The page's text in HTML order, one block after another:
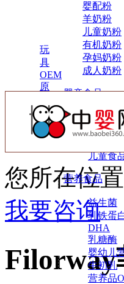
婴配粉
羊奶粉
儿童奶粉
有机奶粉
孕妈奶粉
成人奶粉
婴童食品
辅食
小零食
儿童食
营养食品
益生菌
乳铁蛋
DHA
乳糖酶
婴幼儿
牛初乳
营养品
玩
具
OEM
原
您所在位置
我要咨询
Filorway